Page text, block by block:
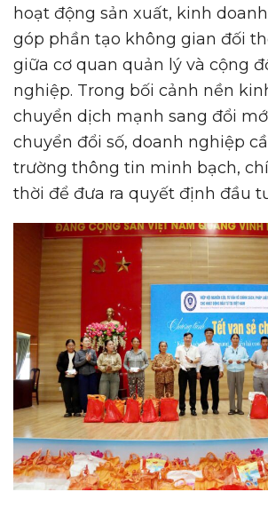
hoạt động sản xuất, kinh
góp phần tạo không gian đối
giữa cơ quan quản lý và cộng
nghiệp. Trong bối cảnh nền
chuyển dịch mạnh sang đổi
chuyển đổi số, doanh nghiệp
trường thông tin minh bạch,
thời để đưa ra quyết định đầu